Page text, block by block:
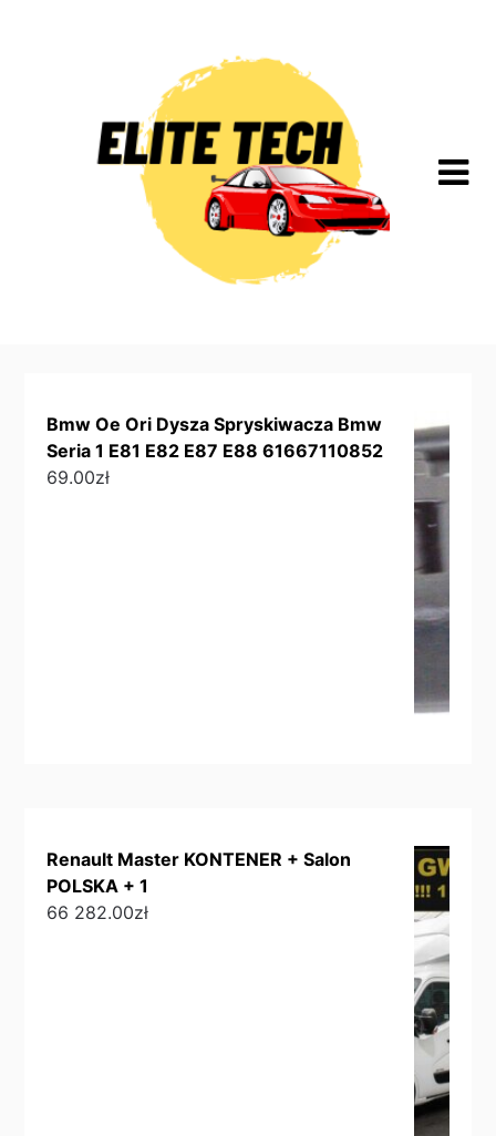
Bmw Oe Ori Dysza Spryskiwacza Bmw
Seria 1 E81 E82 E87 E88 61667110852
69.00zł
Renault Master KONTENER + Salon
POLSKA + 1
66 282.00zł